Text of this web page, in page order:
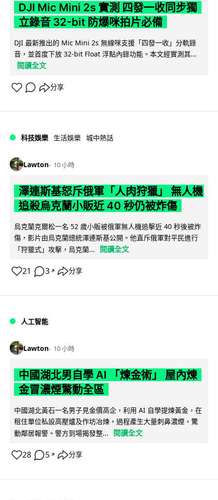
DJI Mic Mini 2s 實測 四發一收同步獨
立錄音 32-bit 防爆咪拍片必備
DJI 最新推出的 Mic Mini 2s 無線咪支援「四發一收」分軌錄
音，並首度下放 32-bit Float 浮點內錄功能。本文經實測其...
閱讀全文
分享
科技娛樂 生活娛樂 城中熱話
Lawton 10 小時
澤連斯基怒斥俄軍「人肉狩獵」 無人機
追殺烏克蘭小販近 40 秒仍被炸傷
烏克蘭克爾松一名 52 歲小販被俄軍無人機追擊近 40 秒後被炸
傷，影片由烏克蘭總統澤連斯基公開。他直斥俄軍對平民進行
「狩獵式」攻擊，烏克蘭...
閱讀全文
21 3 ↗ 分享
人工智能
Lawton 10 小時
中國湖北男自學 AI 「煉金術」 屋內煉
金冒濃煙驚動全區
中國湖北黃石一名男子見金價高企，利用 AI 自學提煉黃金，在
租住單位私設高壓爐及作坊冶煉，過程產生大量刺鼻濃煙，驚
動鄰居報警。警方到場揭發整...
閱讀全文
28 5 ↗ 分享